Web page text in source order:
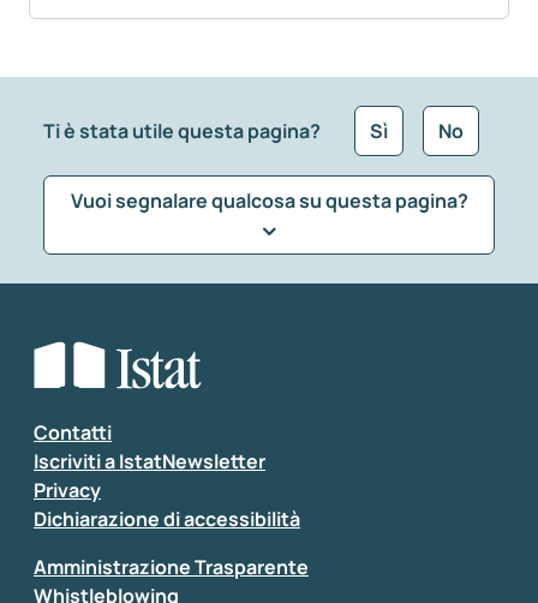
Ti è stata utile questa pagina? Sì No
Vuoi segnalare qualcosa su questa pagina?
Seleziona la tipologia della segnalazione
Inserisci il tuo commento
Contatti
Iscriviti a IstatNewsletter
Privacy
Dichiarazione di accessibilità
Amministrazione Trasparente
Whistleblowing